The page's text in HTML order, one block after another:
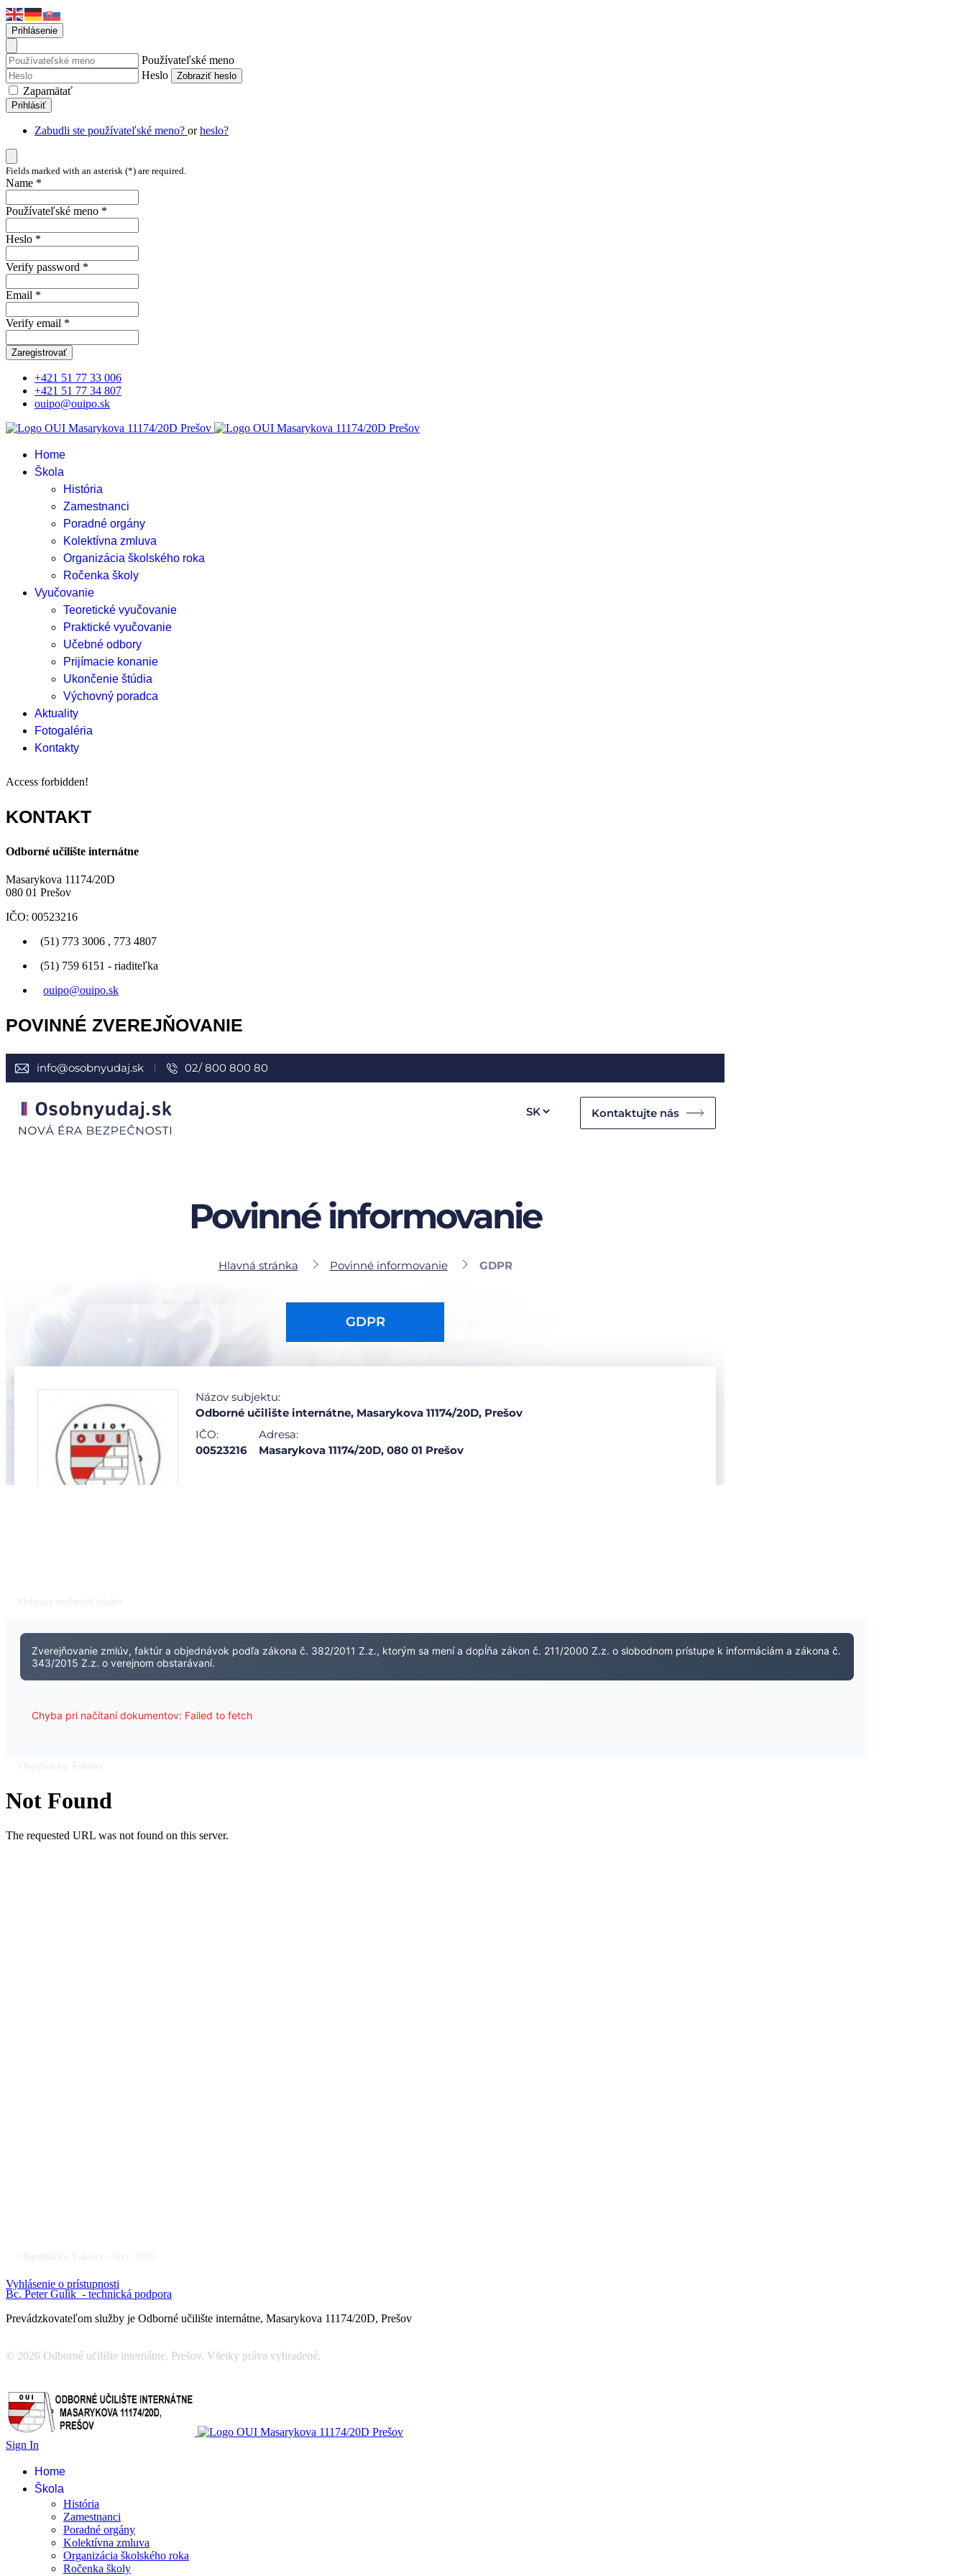
Prihlásenie
Používateľské meno
Heslo
Zobraziť heslo
Zapamätať
Prihlásiť
Zabudli ste používateľské meno? orheslo?
Fields marked with an asterisk (*) are required.
Name *
Používateľské meno *
Heslo *
Verify password *
Email *
Verify email *
Zaregistrovať
+421 51 77 33 006
+421 51 77 34 807
ouipo@ouipo.sk
Home
Škola
História
Zamestnanci
Poradné orgány
Kolektívna zmluva
Organizácia školského roka
Ročenka školy
Vyučovanie
Teoretické vyučovanie
Praktické vyučovanie
Učebné odbory
Prijímacie konanie
Ukončenie štúdia
Výchovný poradca
Aktuality
Fotogaléria
Kontakty
Access forbidden!
KONTAKT
Odborné učilište internátne
Masarykova 11174/20D
080 01 Prešov
IČO: 00523216
(51) 773 3006 , 773 4807
(51) 759 6151 - riaditeľka
ouipo@ouipo.sk
POVINNÉ ZVEREJŇOVANIE
Zverejňovanie zmlúv, faktúr a objednávok podľa zákona č. 382/2011 Z.z., ktorým sa mení a dopĺňa zákon č. 211/2000 Z.z. o slobodnom prístupe k informáciám a zákona č.
343/2015 Z.z. o verejnom obstarávaní.
Chyba pri načítaní dokumentov: Failed to fetch
Vyhlásenie o prístupnosti
Bc. Peter Gulik - technická podpora
Prevádzkovateľom služby je Odborné učilište internátne, Masarykova 11174/20D, Prešov
© 2026 Odborné učilište internátne, Prešov. Všetky práva vyhradené.
Sign In
Home
Škola
História
Zamestnanci
Poradné orgány
Kolektívna zmluva
Organizácia školského roka
Ročenka školy